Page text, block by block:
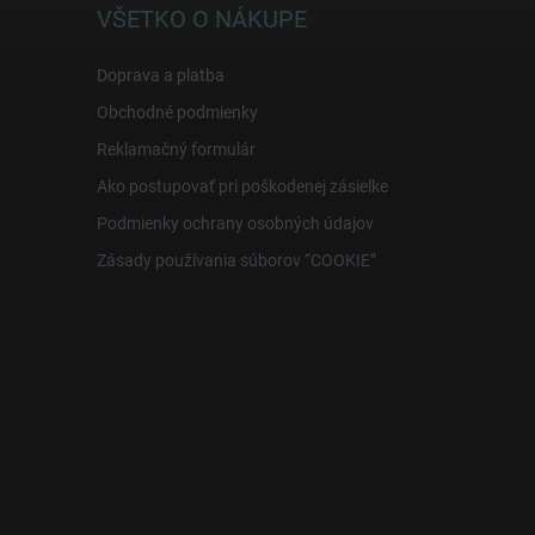
VŠETKO O NÁKUPE
Doprava a platba
Obchodné podmienky
Reklamačný formulár
Ako postupovať pri poškodenej zásielke
Podmienky ochrany osobných údajov
Zásady používania súborov “COOKIE”